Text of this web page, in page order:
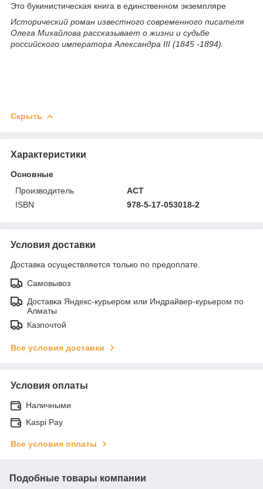
Это букинистическая книга в единственном экземпляре
Исторический роман известного современного писателя
Олега Михайлова рассказывает о жизни и судьбе
российского императора Александра III (1845 -1894).
Скрыть
Характеристики
Основные
Производитель
АСТ
ISBN
978-5-17-053018-2
Условия доставки
Доставка осуществляется только по предоплате.
Самовывоз
Доставка Яндекс-курьером или Индрайвер-курьером по
Алматы
Казпочтой
Все условия доставки
Условия оплаты
Наличными
Kaspi Pay
Все условия оплаты
Подобные товары компании